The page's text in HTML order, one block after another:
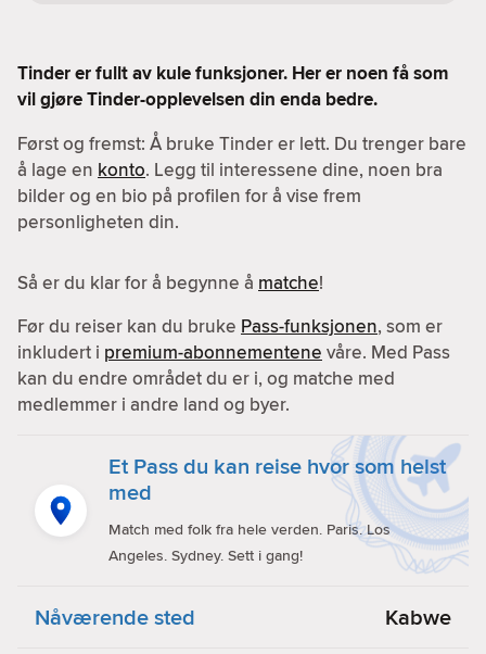
Tinder er fullt av kule funksjoner. Her er noen få som
vil gjøre Tinder-opplevelsen din enda bedre.
Først og fremst: Å bruke Tinder er lett. Du trenger bare
å lage en konto. Legg til interessene dine, noen bra
bilder og en bio på profilen for å vise frem
personligheten din.
Så er du klar for å begynne å matche!
Før du reiser kan du bruke Pass-funksjonen, som er
inkludert i premium-abonnementene våre. Med Pass
kan du endre området du er i, og matche med
medlemmer i andre land og byer.
Et Pass du kan reise hvor som helst
med
Match med folk fra hele verden. Paris. Los
Angeles. Sydney. Sett i gang!
Nåværende sted Kabwe